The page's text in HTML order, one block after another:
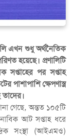
এখন শুধু অর্থনৈতিক
হয়েছে। প্রণালিটি
সপ্তাহের পর সপ্তাহ
ক্ষেপণাস্ত্র
গেছে, অন্তত ১০৫টি
আট সপ্তাহ ধরে
সংস্থা (আইএমও)